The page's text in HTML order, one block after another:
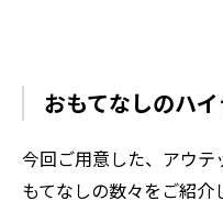
おもてなしのハ
今回ご用意した、アウ
もてなしの数々をご紹介